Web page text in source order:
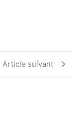
Article suivant